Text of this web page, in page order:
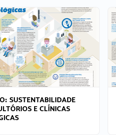
SUSTENTABILIDADE
E CLÍNICAS